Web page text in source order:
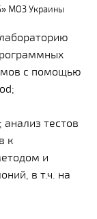
МОЗ Украины
с помощью
анализ тестов
к
и
в т.ч. на